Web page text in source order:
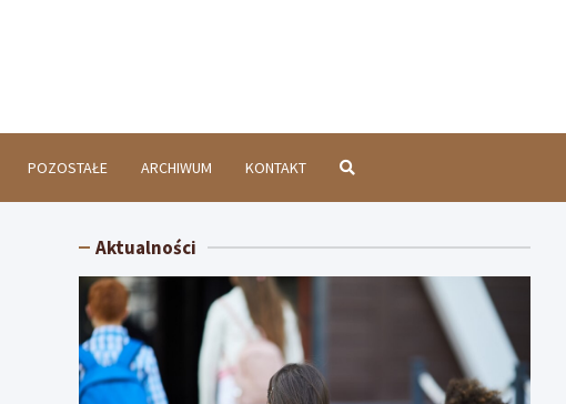
POZOSTAŁE ARCHIWUM KONTAKT
Aktualności